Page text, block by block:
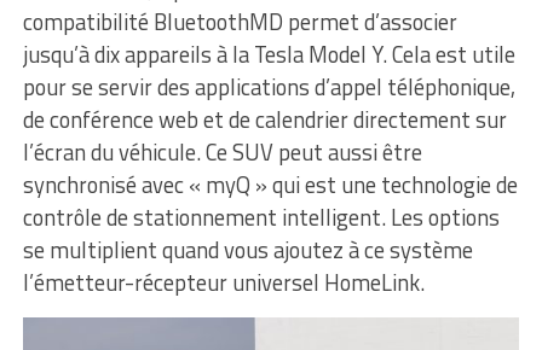
compatibilité BluetoothMD permet d’associer
jusqu’à dix appareils à la Tesla Model Y. Cela est utile
pour se servir des applications d’appel téléphonique,
de conférence web et de calendrier directement sur
l’écran du véhicule. Ce SUV peut aussi être
synchronisé avec « myQ » qui est une technologie de
contrôle de stationnement intelligent. Les options
se multiplient quand vous ajoutez à ce système
l’émetteur-récepteur universel HomeLink.